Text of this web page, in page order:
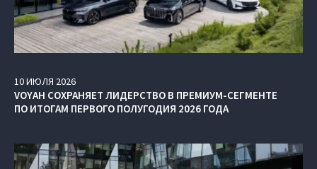
10ИЮЛЯ 2026
VOYAH СОХРАНЯЕТ ЛИДЕРСТВО В ПРЕМИУМ-СЕГМЕНТЕ
ПО ИТОГАМ ПЕРВОГО ПОЛУГОДИЯ 2026 ГОДА